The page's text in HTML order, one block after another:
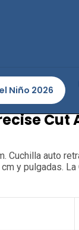
Niño 2026
Precise
Cut
Cuchilla auto
y pulgadas.